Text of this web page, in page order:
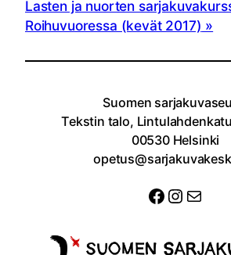
Lasten ja nuorten
Roihuvuoressa (kevät 2017)
Suomen
Tekstin talo,
00530 Helsinki
Facebook